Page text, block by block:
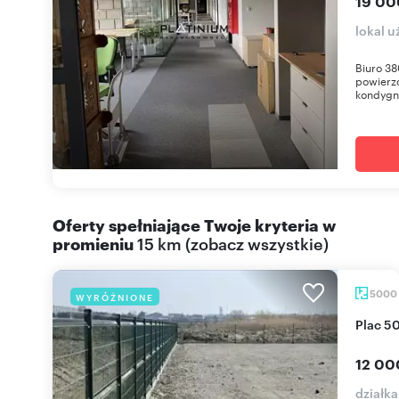
lokal
Biuro
Oferty spełniające Twoje kryteria w
promieniu15 km (zobacz wszystkie)
WYRÓŻNIONE 5000
Plac
12